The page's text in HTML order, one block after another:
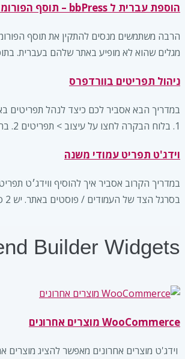
הוספת עברית ל bbPress – תוסף הפורומים של וורדפרס
הרבה משתמשים מנסים להתקין את תוסף
מגלים שהוא לא מופיע באתר שלהם בעברית.
ניהול תפריטים בוורדפרס
במדריך הבא אסביר לכם כיצד לנהל תפריטים
1. בלוח הבקרה לחצו על עיצוב > תפריטים 2. בחרו
וידג'ט תפריט עמודי משנה
במדריך הקרוב אסביר איך להוסיף ווידג׳ט
בסרגל הצד של העמודים / פוסטים באתר. יש 2 סוגים
Builder Widgets
WooCommerce מוצרים אחרונים
וידג'ט מוצרים אחרונים מאפשר להציג מוצרים